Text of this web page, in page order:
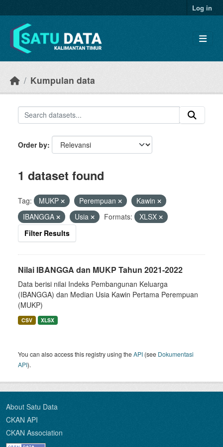
Log in
Kumpulan data
Order by
1 dataset found
Tag: MUKP Perempuan
Kawin
IBANGGA
Usia Formats:
XLSX
Filter Results
Nilai IBANGGA dan MUKP Tahun 2021-2022
Data berisi nilai Indeks Pembangunan Keluarga
(IBANGGA) dan Median Usia Kawin Pertama Perempuan
(MUKP)
CSV XLSX
You can also access this registry using theAPI (see Dokumentasi
API).
About Satu Data
CKAN API
CKAN Association